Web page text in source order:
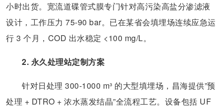
小时出货。宽流道碟管式膜专门针对高污染高盐分渗滤液
设计，工作压力 75-90 bar。已在某省会填埋场连续应急运
行 3 个月，COD 出水稳定 <100 mg/L。
2. 永久处理站定制方案
针对日处理 300-1000 m³ 的大型填埋场，昌海提供”预
处理 + DTRO + 浓水蒸发结晶”全流程工艺。设备包括 UF